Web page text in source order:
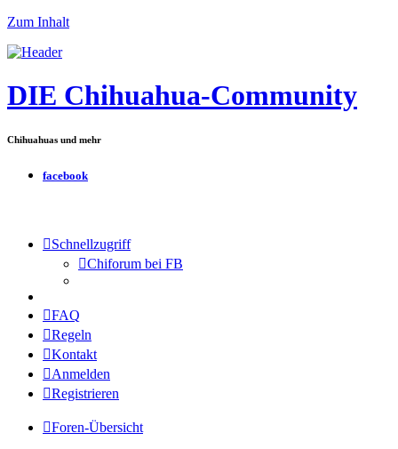
Zum Inhalt
DIE Chihuahua-Community
Chihuahuas und mehr
facebook
Schnellzugriff
Chiforum bei FB
FAQ
Regeln
Kontakt
Anmelden
Registrieren
Foren-Übersicht